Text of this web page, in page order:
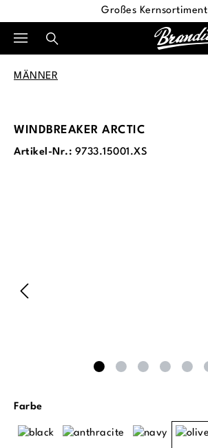
Großes Kernsortiment
MÄNNER
WINDBREAKER ARCTIC
Artikel-Nr.: 9733.15001.XS
Farbeauswählen